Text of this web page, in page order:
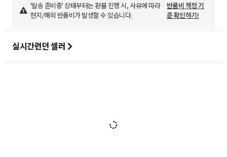
'발송 준비중' 상태부터는 환불 진행 시, 사유에 따라
현지/해외 반품비가 발생할 수 있습니다.
반품비 책정 기
준 확인하기!
실시간런던 셀러